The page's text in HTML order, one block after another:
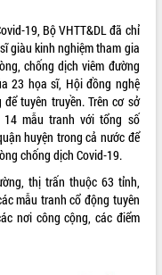
19, Bộ VHTT&DL đã chỉ
giàu kinh nghiệm tham gia
chống dịch viêm đường
23 họa sĩ, Hội đồng nghệ
tuyên truyền. Trên cơ sở
mẫu tranh với tổng số
huyện trong cả nước để
chống dịch Covid-19.
thị trấn thuộc 63 tỉnh,
mẫu tranh cổ động tuyên
nơi công cộng, các điểm